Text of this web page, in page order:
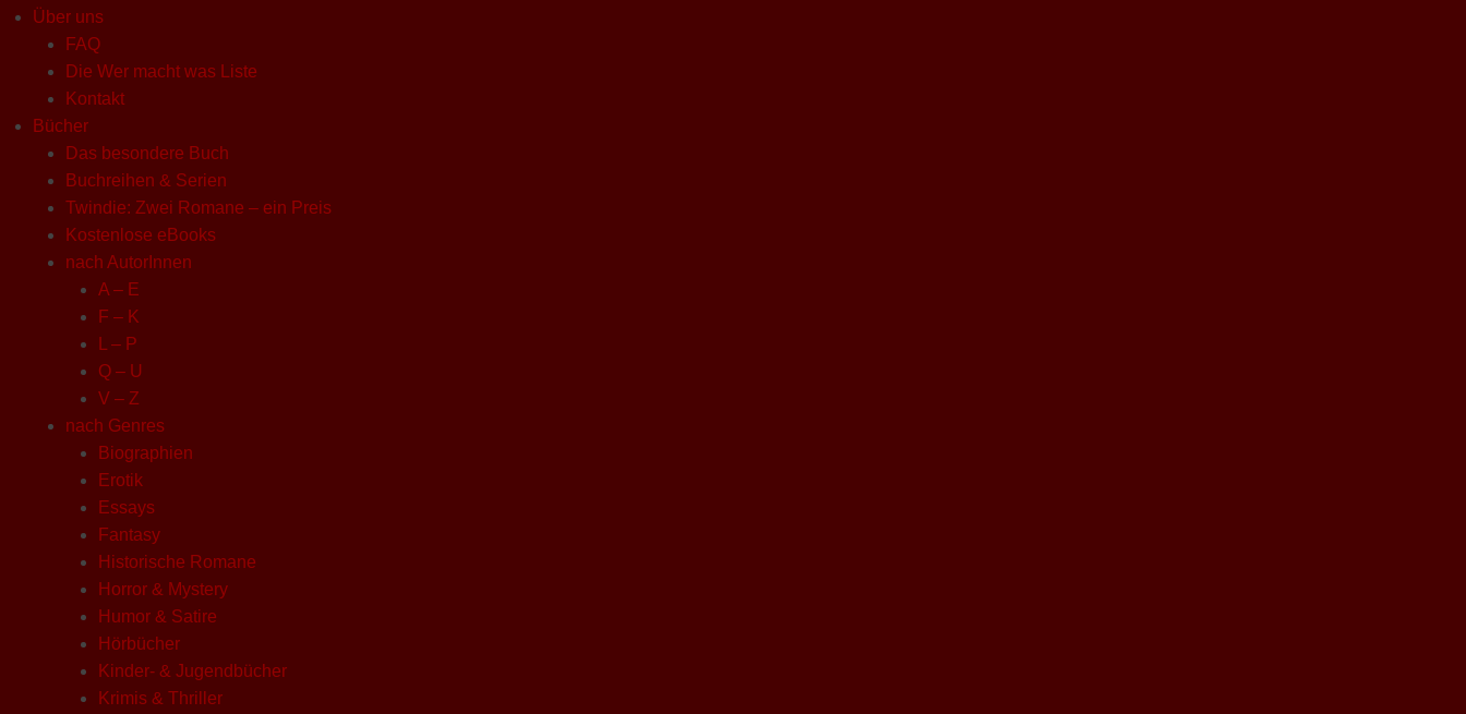
Über uns
FAQ
Die Wer macht was Liste
Kontakt
Bücher
Das besondere Buch
Buchreihen & Serien
Twindie: Zwei Romane – ein Preis
Kostenlose eBooks
nach AutorInnen
A – E
F – K
L – P
Q – U
V – Z
nach Genres
Biographien
Erotik
Essays
Fantasy
Historische Romane
Horror & Mystery
Humor & Satire
Hörbücher
Kinder- & Jugendbücher
Krimis & Thriller